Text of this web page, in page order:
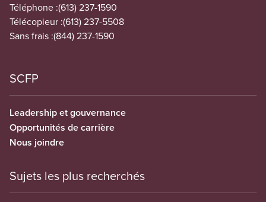
Téléphone :(613) 237-1590
Télécopieur :(613) 237-5508
Sans frais :(844) 237-1590
SCFP
Leadership et gouvernance
Opportunités de carrière
Nous joindre
Sujets les plus recherchés